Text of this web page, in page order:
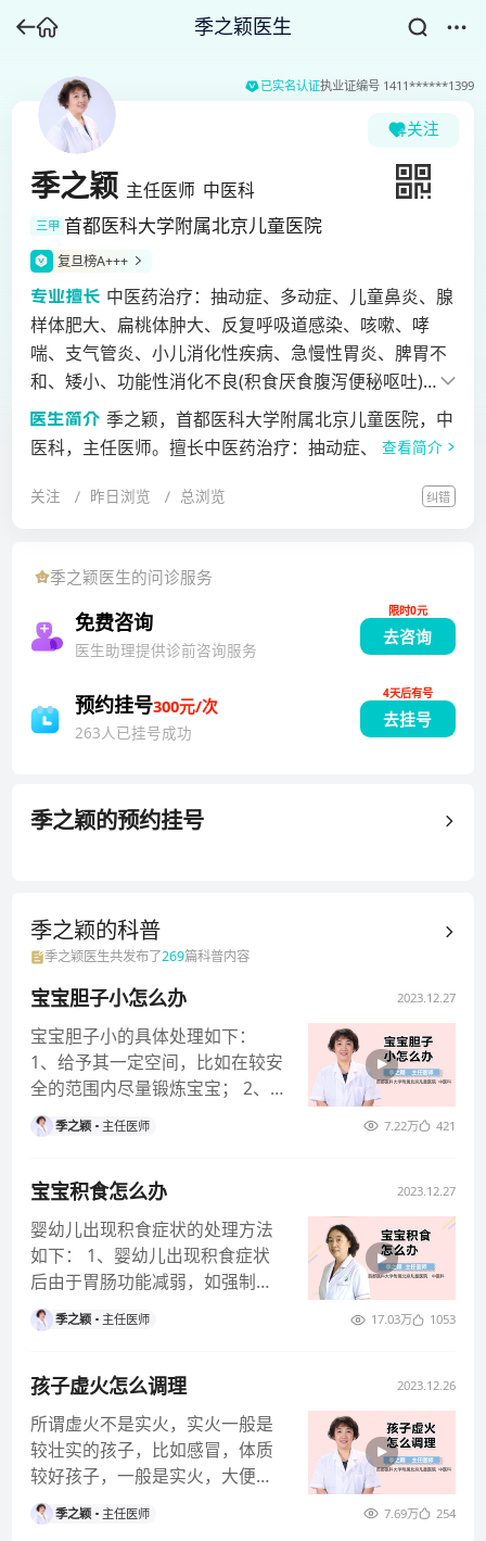
季之颖医生
已实名认证执业证编号 1411******1399
关注
季之颖 主任医师 中医科
三甲 首都医科大学附属北京儿童医院
复旦榜A+++
中医药治疗：抽动症、多动症、儿童鼻炎、腺
样体肥大、扁桃体肿大、反复呼吸道感染、咳嗽、哮
喘、支气管炎、小儿消化性疾病、急慢性胃炎、脾胃不
和、矮小、功能性消化不良(积食厌食腹泻便秘呕吐)
等、发育迟缓、遗尿、肠胃炎、湿疹、小儿皮肤病、高
热惊厥、慢性疾病等儿科疾病。
季之颖，首都医科大学附属北京儿童医院，中
医科，主任医师。擅长中医药治疗：抽动症、多动症、
染、咳嗽、哮喘、支气管炎、小儿消化性疾病、急慢性
儿皮肤病、高热惊厥、慢性疾病等儿科疾病。1982年毕
业于北京中医药大学，在专业期刊杂志上发表论文十余
篇，参与编写《儿科常见症状病案系列丛书》一书。除
究，特别对小儿多动症、抽动症采用中药汤剂辨证施治
及中西医结合治疗手段，积累了丰富的经验，临床取得
查看简介
关注 昨日浏览 总浏览 纠错
季之颖医生的问诊服务
免费咨询
医生助理提供诊前咨询服务
去咨询
限时0元
预约挂号300元/次
263人已挂号成功
去挂号
4天后有号
季之颖的预约挂号
季之颖的科普
季之颖医生共发布了269篇科普内容
宝宝胆子小怎么办 2023.12.27
宝宝胆子小的具体处理如下：
1、给予其一定空间，比如在较安
全的范围内尽量锻炼宝宝； 2、
多跟同龄或者相对大点的小伙伴
接触
季之颖 主任医师 7.22万 421
宝宝积食怎么办 2023.12.27
婴幼儿出现积食症状的处理方法
如下： 1、婴幼儿出现积食症状
后由于胃肠功能减弱，如强制其
进食，可能导致呕吐，增加其胃
肠负担
季之颖 主任医师 17.03万 1053
孩子虚火怎么调理 2023.12.26
所谓虚火不是实火，实火一般是
较壮实的孩子，比如感冒，体质
较好孩子，一般是实火，大便干
或高烧，扁桃腺发炎，嗓子较
红，大部分
季之颖 主任医师 7.69万 254